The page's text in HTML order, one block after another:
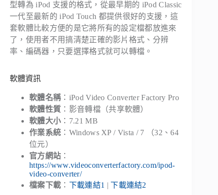
型轉為 iPod 支援的格式，從最早期的 iPod Classic
一代至最新的 iPod Touch 都提供很好的支援，這
套軟體比較方便的是它將所有的設定檔都放進來
了，使用者不用搞清楚正確的影片格式、分辨
率、編碼器，只要選擇格式就可以轉檔。
軟體資訊
軟體名稱：iPod Video Converter Factory Pro
軟體性質 ：影音轉檔（共享軟體）
軟體大小：7.21 MB
作業系統 ：Windows XP / Vista / 7 （32、64
位元）
官方網站 ：
https://www.videoconverterfactory.com/ipod-
video-converter/
檔案下載 ： 下載連結1 |下載連結2